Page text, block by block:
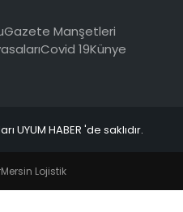
Gazete Manşetleri
Covid 19Künye
UYUM HABER 'de saklıdır.
Mersin Lojistik